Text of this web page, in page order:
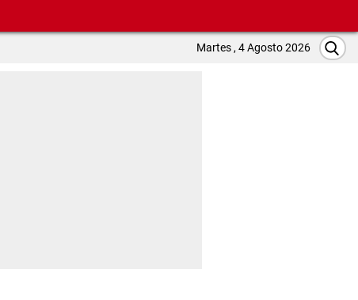
Martes , 4 Agosto 2026